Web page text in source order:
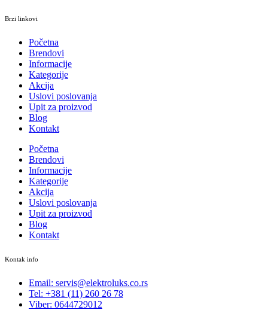
Brzi linkovi
Početna
Brendovi
Informacije
Kategorije
Akcija
Uslovi poslovanja
Upit za proizvod
Blog
Kontakt
Početna
Brendovi
Informacije
Kategorije
Akcija
Uslovi poslovanja
Upit za proizvod
Blog
Kontakt
Kontak info
Email: servis@elektroluks.co.rs
Tel: +381 (11) 260 26 78
Viber: 0644729012